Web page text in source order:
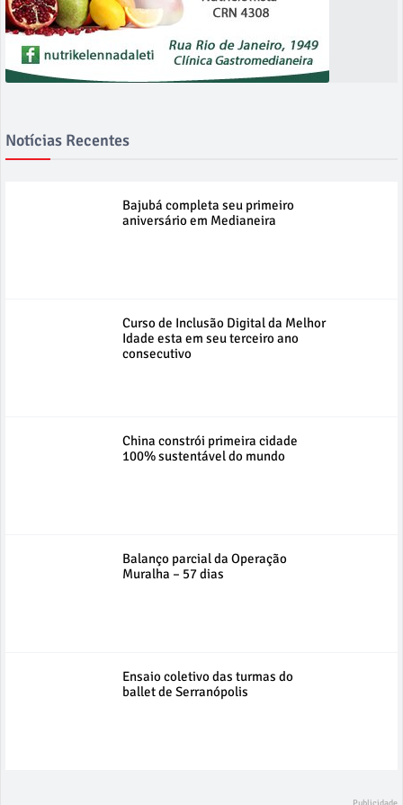
Notícias Recentes
Bajubá completa seu primeiro
aniversário em Medianeira
Curso de Inclusão Digital da Melhor
Idade esta em seu terceiro ano
consecutivo
China constrói primeira cidade
100% sustentável do mundo
Balanço parcial da Operação
Muralha – 57 dias
Ensaio coletivo das turmas do
ballet de Serranópolis